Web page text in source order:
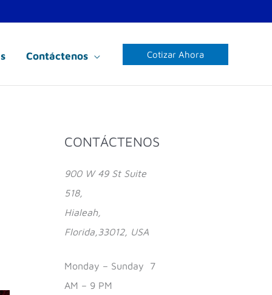
Contáctenos Cotizar Ahora
CONTÁCTENOS
900 W 49 St Suite
518,
Hialeah,
Florida,33012, USA
Monday – Sunday 7
AM – 9 PM